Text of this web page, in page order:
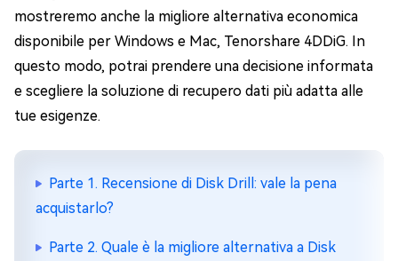
mostreremo anche la migliore alternativa economica
disponibile per Windows e Mac, Tenorshare 4DDiG. In
questo modo, potrai prendere una decisione informata
e scegliere la soluzione di recupero dati più adatta alle
tue esigenze.
Parte 1. Recensione di Disk Drill: vale la pena
acquistarlo?
Parte 2. Quale è la migliore alternativa a Disk